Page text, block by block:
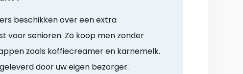
beschikken over een extra
voor senioren. Zo koop men zonder
zoals koffiecreamer en karnemelk.
door uw eigen bezorger.